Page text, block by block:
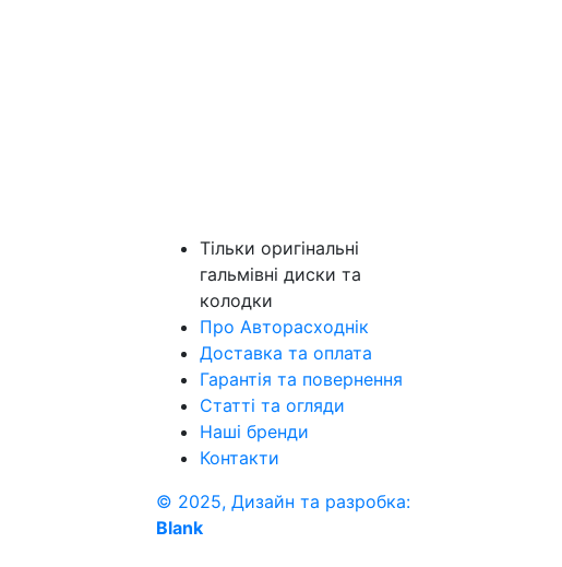
Тільки оригінальні
гальмівні диски та
колодки
Про Авторасходнік
Доставка та оплата
Гарантія та повернення
Статті та огляди
Наші бренди
Контакти
© 2025, Дизайн та разробка:
Blank